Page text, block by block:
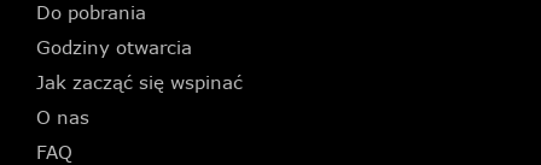
Do pobrania
Godziny otwarcia
Jak zacząć się wspinać
O nas
FAQ